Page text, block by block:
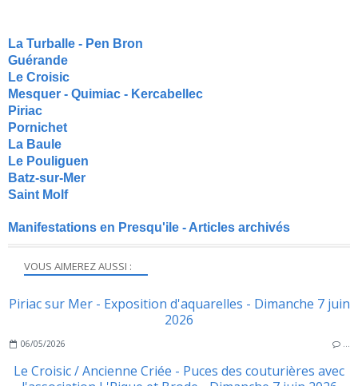
VOUS AIMEREZ AUSSI :
Piriac sur Mer - Exposition d'aquarelles - Dimanche 7 juin
2026
06/05/2026 …
Le Croisic / Ancienne Criée - Puces des couturières avec
La Turballe - Pen Bron
Guérande
Le Croisic
Mesquer - Quimiac - Kercabellec
Piriac
Pornichet
La Baule
Le Pouliguen
Batz-sur-Mer
Saint Molf
Manifestations en Presqu'ile - Articles archivés